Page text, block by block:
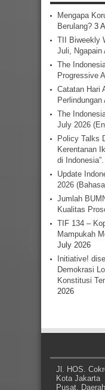
Mengapa
Berulang? 3
TII Biweekly
Juli, Ngapain
The
Progressive
Catatan Hari
The
July 2026
Policy Talks
Kerentanan
di Indonesia”.
Update
2026
Jumlah
Kualitas
TIF 134 –
Mampukah
July 2026
Initiative!
Demokrasi
Konstitusi
2026
Jl. HOS.
Kota Jakarta
Pusat,